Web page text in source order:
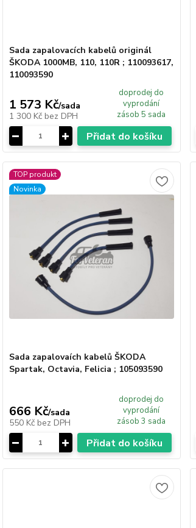
Sada zapalovacích kabelů originál
ŠKODA 1000MB, 110, 110R ; 110093617,
110093590
1 573 Kč/sada
1 300 Kč bez DPH
doprodej do
vyprodání
zásob 5 sada
Přidat do košíku
TOP produkt
Novinka
Sada zapalovaích kabelů ŠKODA
Spartak, Octavia, Felicia ; 105093590
666 Kč/sada
550 Kč bez DPH
doprodej do
vyprodání
zásob 3 sada
Přidat do košíku